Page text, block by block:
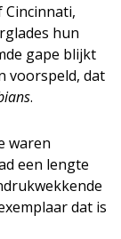
Cincinnati,
hun
gape blijkt
voorspeld, dat
.
waren
een lengte
dat is